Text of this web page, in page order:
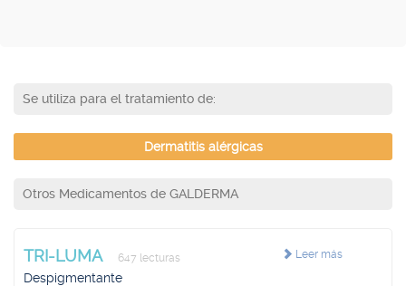
Se utiliza para el tratamiento de:
Dermatitis alérgicas
Otros Medicamentos de GALDERMA
Leer más
TRI-LUMA 647 lecturas
Despigmentante